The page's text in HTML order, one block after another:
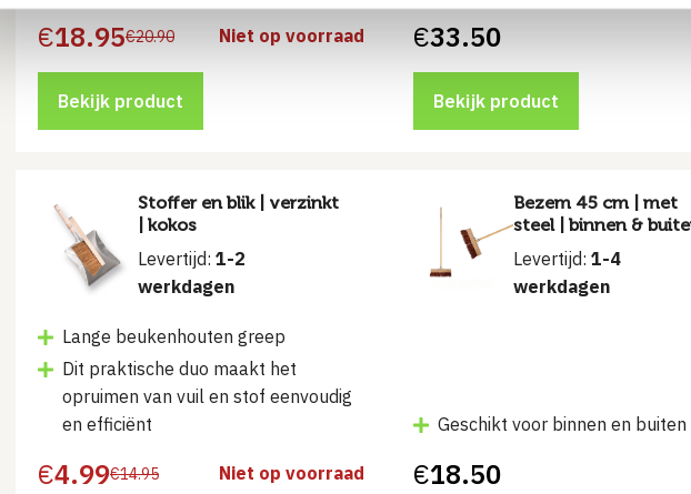
€20.90
Oorspronkelijke
was:
€20.90.
€18.95
Huidige
is:
€18.95.
Niet op voorraad
Bekijk product
€33.50
Bekijk product
Stoffer en blik | verzinkt
| kokos
Levertijd: 1-2
werkdagen
Lange beukenhouten greep
Dit praktische duo maakt het
opruimen van vuil en stof eenvoudig
en efficiënt
€14.95
Oorspronkelijke
€4.99
Huidige
Niet op voorraad
Bezem 45 cm | met
steel | binnen &
Levertijd: 1-4
werkdagen
Geschikt voor binnen en buiten
€18.50